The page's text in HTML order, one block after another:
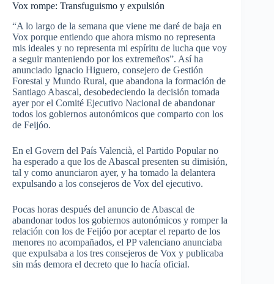
Vox rompe: Transfuguismo y expulsión
“A lo largo de la semana que viene me daré de baja en
Vox porque entiendo que ahora mismo no representa
mis ideales y no representa mi espíritu de lucha que voy
a seguir manteniendo por los extremeños”. Así ha
anunciado Ignacio Higuero, consejero de Gestión
Forestal y Mundo Rural, que abandona la formación de
Santiago Abascal, desobedeciendo la decisión tomada
ayer por el Comité Ejecutivo Nacional de abandonar
todos los gobiernos autonómicos que comparto con los
de Feijóo.
En el Govern del País Valencià, el Partido Popular no
ha esperado a que los de Abascal presenten su dimisión,
tal y como anunciaron ayer, y ha tomado la delantera
expulsando a los consejeros de Vox del ejecutivo.
Pocas horas después del anuncio de Abascal de
abandonar todos los gobiernos autonómicos y romper la
relación con los de Feijóo por aceptar el reparto de los
menores no acompañados, el PP valenciano anunciaba
que expulsaba a los tres consejeros de Vox y publicaba
sin más demora el decreto que lo hacía oficial.